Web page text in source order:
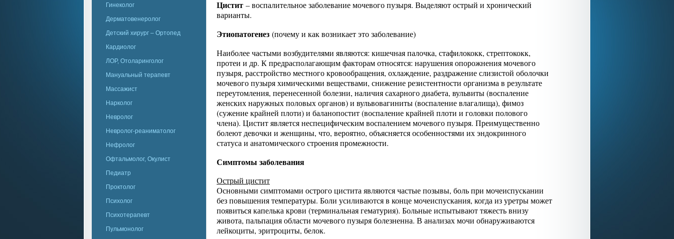
Гинеколог
Дерматовенеролог
Детский хирург – Ортопед
Кардиолог
ЛОР, Отоларинголог
Мануальный терапевт
Массажист
Нарколог
Невролог
Невролог-реаниматолог
Нефролог
Офтальмолог, Окулист
Педиатр
Проктолог
Психолог
Психотерапевт
Пульмонолог
Цистит – воспалительное заболевание мочевого пузыря. Выделяют острый и хронический
варианты.
Этиопатогенез (почему и как возникает это заболевание)
Наиболее частыми возбудителями являются: кишечная палочка, стафилококк, стрептококк,
протеи и др. К предрасполагающим факторам относятся: нарушения опорожнения мочевого
пузыря, расстройство местного кровообращения, охлаждение, раздражение слизистой оболочки
мочевого пузыря химическими веществами, снижение резистентности организма в результате
переутомления, перенесенной болезни, наличия сахарного диабета, вульвиты (воспаление
женских наружных половых органов) и вульвовагиниты (воспаление влагалища), фимоз
(сужение крайней плоти) и баланопостит (воспаление крайней плоти и головки полового
члена). Цистит является неспецифическим воспалением мочевого пузыря. Преимущественно
болеют девочки и женщины, что, вероятно, объясняется особенностями их эндокринного
статуса и анатомического строения промежности.
Симптомы заболевания
Острый цистит
Основными симптомами острого цистита являются частые позывы, боль при мочеиспускании
без повышения температуры. Боли усиливаются в конце мочеиспускания, когда из уретры может
появиться капелька крови (терминальная гематурия). Больные испытывают тяжесть внизу
живота, пальпация области мочевого пузыря болезненна. В анализах мочи обнаруживаются
лейкоциты, эритроциты, белок.